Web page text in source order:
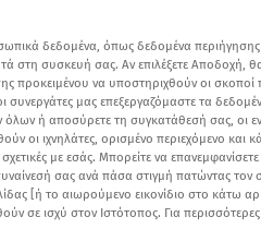
δεδομένα, όπως δεδομένα
στη συσκευή σας. Αν επιλέξετε Αποδοχή,
προκειμένου να υποστηριχθούν οι σκοποί
συνεργάτες μας επεξεργαζόμαστε τα
ή αποσύρετε τη συγκατάθεσή σας, οι
οι ιχνηλάτες, ορισμένο περιεχόμενο και
με εσάς. Μπορείτε να
σας ανά πάσα στιγμή πατώντας τον
[ή το αιωρούμενο εικονίδιο στο κάτω
σε ισχύ στον Ιστότοπος. Για